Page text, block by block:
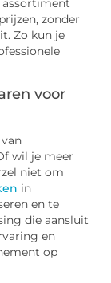
assortiment
zonder
Zo kun je
voor
wil je meer
niet om
in
en te
die aansluit
en
op